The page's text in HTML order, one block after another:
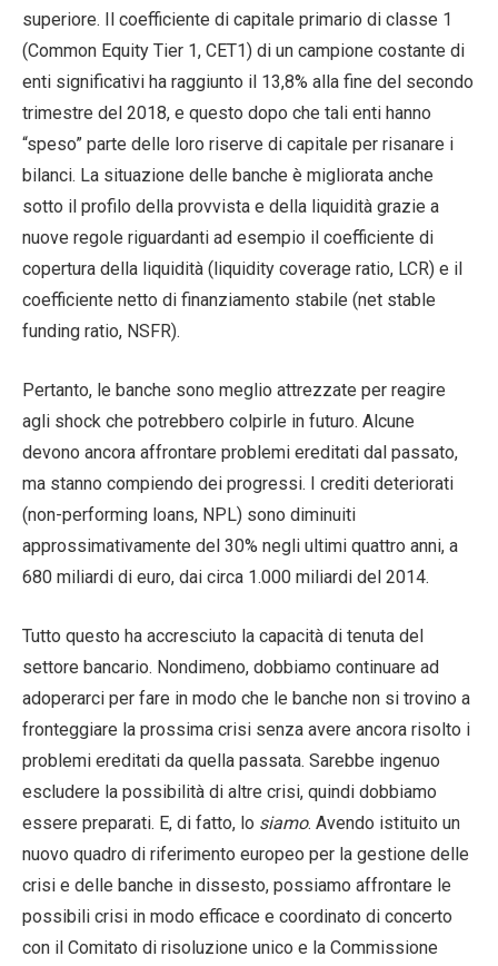
superiore. Il coefficiente di capitale primario di classe 1
(Common Equity Tier 1, CET1) di un campione costante di
enti significativi ha raggiunto il 13,8% alla fine del secondo
trimestre del 2018, e questo dopo che tali enti hanno
“speso” parte delle loro riserve di capitale per risanare i
bilanci. La situazione delle banche è migliorata anche
sotto il profilo della provvista e della liquidità grazie a
nuove regole riguardanti ad esempio il coefficiente di
copertura della liquidità (liquidity coverage ratio, LCR) e il
coefficiente netto di finanziamento stabile (net stable
funding ratio, NSFR).
Pertanto, le banche sono meglio attrezzate per reagire
agli shock che potrebbero colpirle in futuro. Alcune
devono ancora affrontare problemi ereditati dal passato,
ma stanno compiendo dei progressi. I crediti deteriorati
(non-performing loans, NPL) sono diminuiti
approssimativamente del 30% negli ultimi quattro anni, a
680 miliardi di euro, dai circa 1.000 miliardi del 2014.
Tutto questo ha accresciuto la capacità di tenuta del
settore bancario. Nondimeno, dobbiamo continuare ad
adoperarci per fare in modo che le banche non si trovino a
fronteggiare la prossima crisi senza avere ancora risolto i
problemi ereditati da quella passata. Sarebbe ingenuo
escludere la possibilità di altre crisi, quindi dobbiamo
essere preparati. E, di fatto, lo siamo. Avendo istituito un
nuovo quadro di riferimento europeo per la gestione delle
crisi e delle banche in dissesto, possiamo affrontare le
possibili crisi in modo efficace e coordinato di concerto
con il Comitato di risoluzione unico e la Commissione